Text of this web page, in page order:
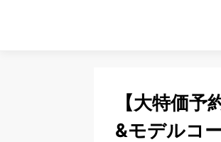
【大特価
&モデルコ